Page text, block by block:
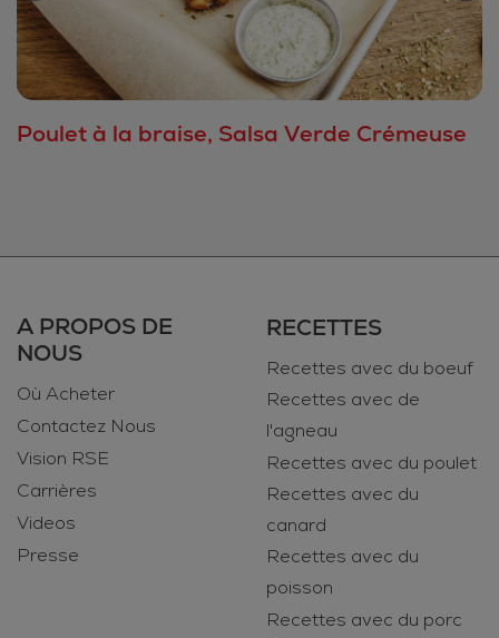
Poulet à la braise, Salsa Verde Crémeuse
A PROPOS DE
NOUS
Où Acheter
Contactez Nous
Vision RSE
Carrières
Videos
Presse
RECETTES
Recettes avec du boeuf
Recettes avec de
l'agneau
Recettes avec du poulet
Recettes avec du
canard
Recettes avec du
poisson
Recettes avec du porc